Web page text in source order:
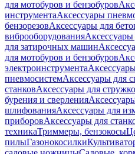
для мотобуров и бензобуров
инструментаАксессуары
бензорезовАксессуары для
виброоборудованияАксессуары
для затирочных машин
для мотобуров и бензобуров
электроинструмента
пневмосистемАксессуары для
станковАксессуары для
бурения и сверления
шлифованияАксессуары для
приборовАксессуары для
техникаТриммеры, бензокосы
пилыГазонокосилки